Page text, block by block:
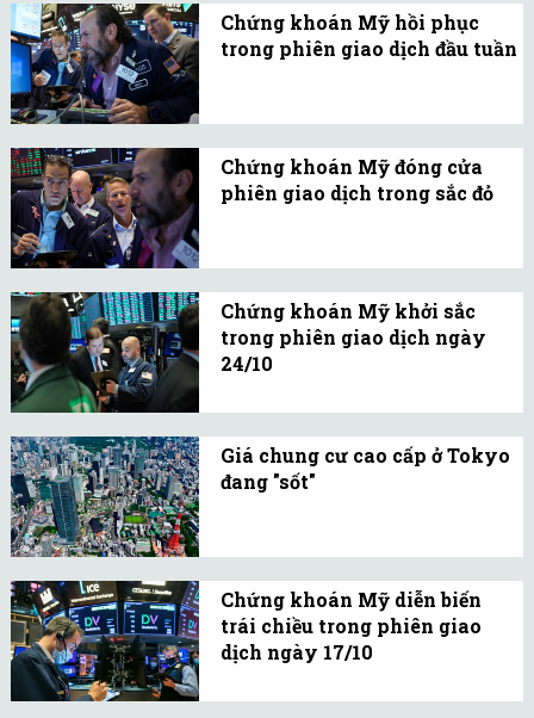
lạm phát tháng 10 do Bộ
Lao động Mỹ công bố.
Chứng khoán Mỹ hồi phục
trong phiên giao dịch đầu tuần
tuần giao dịch với nhiều
sự kiện quan trọng.
Chứng khoán Mỹ đóng cửa
phiên giao dịch trong sắc đỏ
trong phiên giao dịch
ngày 25/0 sau khi Meta
công bố báo cáo tài chính
Chứng khoán Mỹ khởi sắc
trong phiên giao dịch ngày
24/10
chính quý III/2023 đi vào
giai đoạn sôi động nhất.
Giá chung cư cao cấp ở Tokyo
đang "sốt"
chung cư cao cấp ở Tokyo
tăng lên mức chưa từng
có kể từ thời kỳ bong
Chứng khoán Mỹ diễn biến
trái chiều trong phiên giao
dịch ngày 17/10